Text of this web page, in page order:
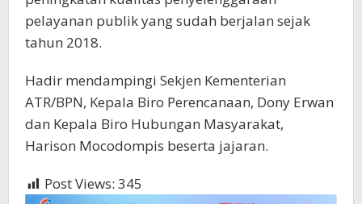
pelayanan publik yang sudah berjalan sejak
tahun 2018.
Hadir mendampingi Sekjen Kementerian
ATR/BPN, Kepala Biro Perencanaan, Dony Erwan
dan Kepala Biro Hubungan Masyarakat,
Harison Mocodompis beserta jajaran.
Post Views: 345